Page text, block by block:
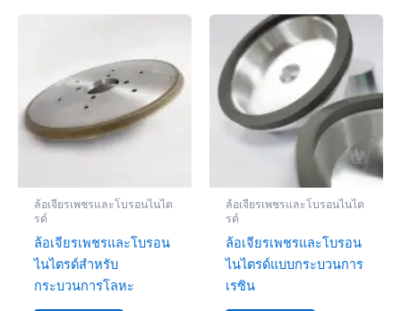
ล้อเจียรเพชรและโบรอนไนไต
รด์
ล้อเจียรเพชรและโบรอน
ไนไตรด์สำหรับ
กระบวนการโลหะ
ล้อเจียรเพชรและโบรอนไนไต
รด์
ล้อเจียรเพชรและโบรอน
ไนไตรด์แบบกระบวนการ
เรซิน